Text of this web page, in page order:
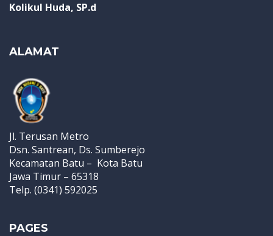
Kolikul Huda, SP.d
ALAMAT
Jl. Terusan Metro
Dsn. Santrean, Ds. Sumberejo
Kecamatan Batu – Kota Batu
Jawa Timur – 65318
Telp. (0341) 592025
PAGES